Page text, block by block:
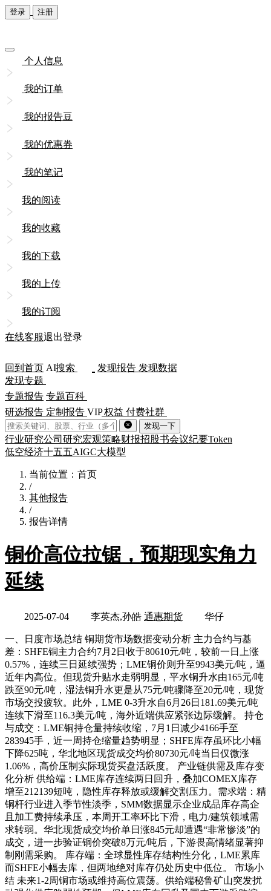
登录 注册
个人信息
我的订单
我的报告豆
我的优惠券
我的笔记
我的阅读
我的收藏
我的下载
我的上传
我的订阅
在线客服退出登录
回到首页 AI搜索 发现报告 发现数据
发现专题
专题报告 专题百科
研选报告 定制报告 VIP权益 付费社群
发现一下
行业研究公司研究宏观策略财报招股书会议纪要Token
低空经济十五五AIGC大模型
当前位置：首页
/
其他报告
/
报告详情
铜价高位拉锯，预期现实角力
延续
2025-07-04 李英杰,孙皓 通惠期货 华仔
一、日度市场总结 铜期货市场数据变动分析 主力合约与基
差：SHFE铜主力合约7月2日收于80610元/吨，较前一日上涨
0.57%，连续三日延续强势；LME铜价则升至9943美元/吨，逼
近年内高位。但现货升贴水走弱明显，平水铜升水由165元/吨
跌至90元/吨，湿法铜升水更是从75元/吨骤降至20元/吨，现货
市场交投疲软。此外，LME 0-3升水自6月26日181.69美元/吨
连续下滑至116.3美元/吨，海外近端供应紧张边际缓解。 持仓
与成交：LME铜持仓量持续收缩，7月1日减少4166手至
283945手，近一周持仓缩量趋势明显；SHFE库存虽环比小幅
下降625吨，华北地区现货成交均价80730元/吨当日仅微涨
1.06%，高价压制实际现货买盘活跃度。 产业链供需及库存变
化分析 供给端：LME库存连续两日回升，叠加COMEX库存
增至212139短吨，隐性库存释放或缓解交割压力。需求端：精
铜杆行业进入季节性淡季，SMM数据显示企业成品库存高企
且加工费持续承压，本周开工率环比下滑，电力/建筑领域需
求转弱。华北现货成交均价单日涨845元却遭遇“非常惨淡”的
成交，进一步验证铜价突破8万元/吨后，下游畏高情绪显著抑
制刚需采购。 库存端：全球显性库存结构性分化，LME累库
而SHFE小幅去库，但两地绝对库存仍处历史中低位。 市场小
结 未来1-2周铜市场或维持高位震荡。供给端秘鲁矿山突发扰